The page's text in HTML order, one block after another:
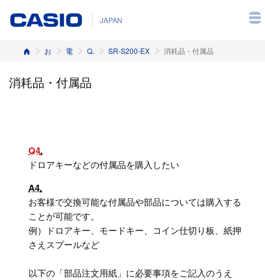
JAPAN
ホーム お客様サポート 電子レジスター Q&A（よくある質問と答え） SR-S200-EX 消耗品・付属品
消耗品・付属品
Q4
ドロアキーなどの付属品を購入したい
A4
お客様で交換可能な付属品や部品については購入する
ことが可能です。
例）ドロアキー、モードキー、コイン仕切り板、紙押
さえスプールなど
以下の「部品注文用紙」に必要事項をご記入のうえ